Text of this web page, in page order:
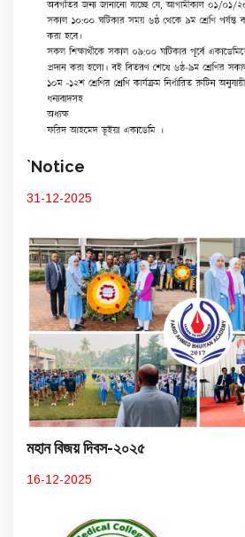
`Notice
31-12-2025
মহান বিজয় দিবস-২০২৫
16-12-2025